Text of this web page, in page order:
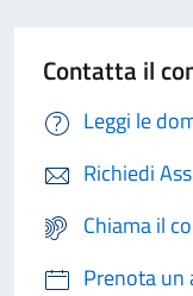
Contatta il
Leggi le
Richiedi
Chiama il
Prenota un